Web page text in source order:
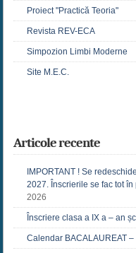
Proiect "Practică Teoria"
Revista REV-ECA
Simpozion Limbi Moderne
Site M.E.C.
Articole recente
IMPORTANT ! Se
2027. Înscrierile se fac tot
2026
Înscriere clasa a IX a – an
Calendar BACALAUREAT